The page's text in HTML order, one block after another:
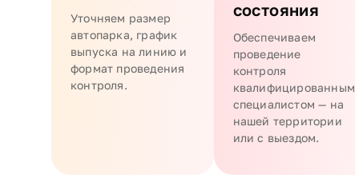
Уточняем размер
автопарка, график
выпуска на линию и
формат проведения
контроля.
состояния
Обеспечиваем
проведение
контроля
квалифицированным
специалистом — на
нашей территории
или с выездом.